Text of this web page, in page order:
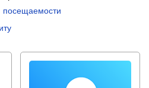
посещаемости